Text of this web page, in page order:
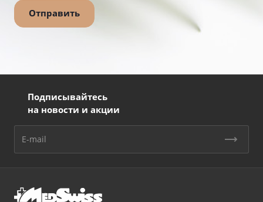
Подписывайтесь
на новости и акции